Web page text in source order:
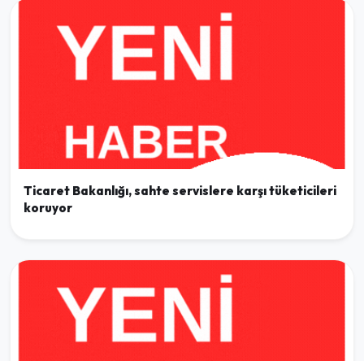
Ticaret Bakanlığı, sahte servislere karşı tüketicileri
koruyor